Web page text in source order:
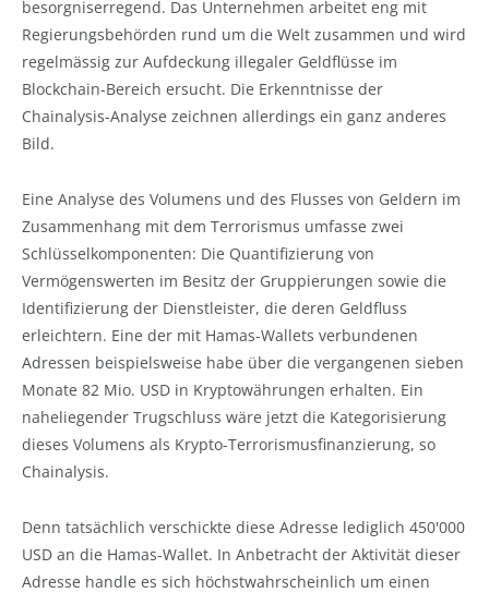
besorgniserregend. Das Unternehmen arbeitet eng mit
Regierungsbehörden rund um die Welt zusammen und wird
regelmässig zur Aufdeckung illegaler Geldflüsse im
Blockchain-Bereich ersucht. Die Erkenntnisse der
Chainalysis-Analyse zeichnen allerdings ein ganz anderes
Bild.
Eine Analyse des Volumens und des Flusses von Geldern im
Zusammenhang mit dem Terrorismus umfasse zwei
Schlüsselkomponenten: Die Quantifizierung von
Vermögenswerten im Besitz der Gruppierungen sowie die
Identifizierung der Dienstleister, die deren Geldfluss
erleichtern. Eine der mit Hamas-Wallets verbundenen
Adressen beispielsweise habe über die vergangenen sieben
Monate 82 Mio. USD in Kryptowährungen erhalten. Ein
naheliegender Trugschluss wäre jetzt die Kategorisierung
dieses Volumens als Krypto-Terrorismusfinanzierung, so
Chainalysis.
Denn tatsächlich verschickte diese Adresse lediglich 450'000
USD an die Hamas-Wallet. In Anbetracht der Aktivität dieser
Adresse handle es sich höchstwahrscheinlich um einen